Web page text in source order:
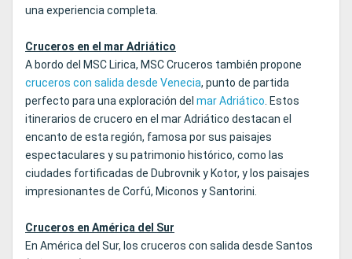
una experiencia completa.
Cruceros en el mar Adriático
A bordo del MSC Lirica, MSC Cruceros también propone
cruceros con salida desde Venecia, punto de partida
perfecto para una exploración del mar Adriático. Estos
itinerarios de crucero en el mar Adriático destacan el
encanto de esta región, famosa por sus paisajes
espectaculares y su patrimonio histórico, como las
ciudades fortificadas de Dubrovnik y Kotor, y los paisajes
impresionantes de Corfú, Miconos y Santorini.
Cruceros en América del Sur
En América del Sur, los cruceros con salida desde Santos